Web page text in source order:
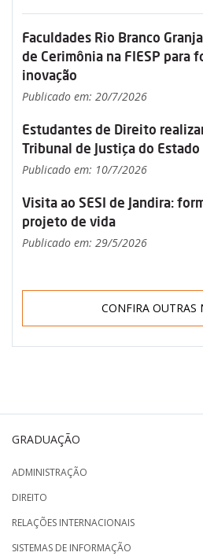
Faculdades Rio Branco
de Cerimônia na FIESP para
inovação
Publicado em: 20/7/2026
Estudantes de Direito
Tribunal de Justiça do Estado
Publicado em: 10/7/2026
Visita ao SESI de Jandira:
projeto de vida
Publicado em: 29/5/2026
CONFIRA OUTRAS
GRADUAÇÃO
ADMINISTRAÇÃO
DIREITO
RELAÇÕES INTERNACIONAIS
SISTEMAS DE INFORMAÇÃO